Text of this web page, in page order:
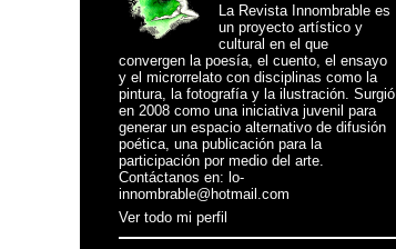
La Revista Innombrable es
un proyecto artístico y
cultural en el que
convergen la poesía, el cuento, el ensayo
y el microrrelato con disciplinas como la
pintura, la fotografía y la ilustración. Surgió
en 2008 como una iniciativa juvenil para
generar un espacio alternativo de difusión
poética, una publicación para la
participación por medio del arte.
Contáctanos en: lo-
innombrable@hotmail.com
Ver todo mi perfil